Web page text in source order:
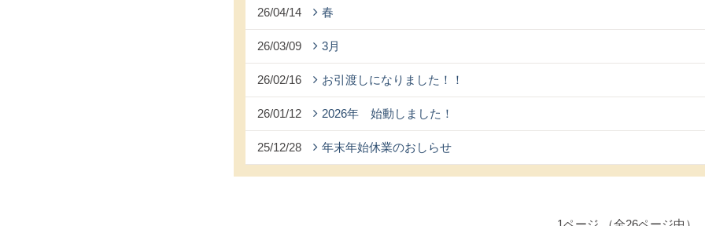
26/04/14 春
26/03/09 3月
26/02/16 お引渡しになりました！！
26/01/12 2026年 始動しました！
25/12/28 年末年始休業のおしらせ